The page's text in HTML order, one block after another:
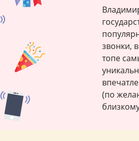
звонки,
топе
(по